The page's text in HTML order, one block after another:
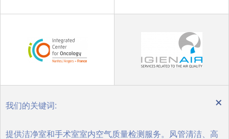
×
我们的关键词:
提供洁净室和手术室室内空气质量检测服务。风管清洁、高